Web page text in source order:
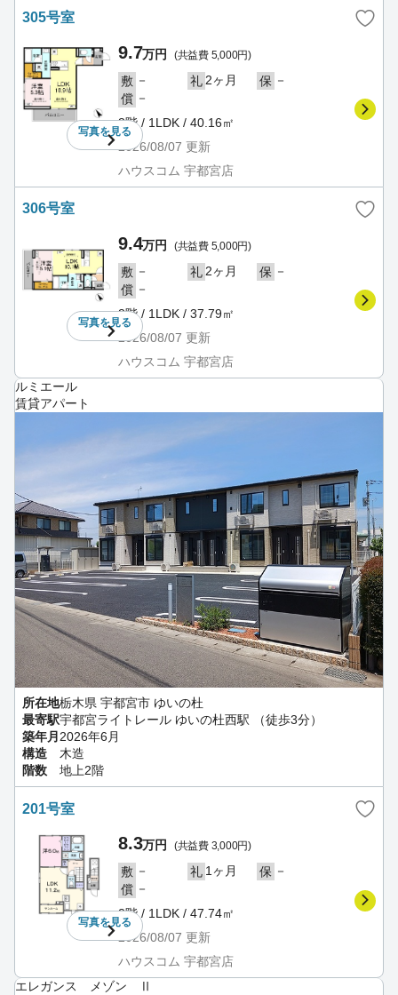
305号室
写真を見る
9.7万円 (共益費 5,000円)
敷 － 礼 2ヶ月 保 －
償 －
3階 / 1LDK / 40.16㎡
2026/08/07 更新
ハウスコム 宇都宮店
306号室
写真を見る
9.4万円 (共益費 5,000円)
敷 － 礼 2ヶ月 保 －
償 －
3階 / 1LDK / 37.79㎡
2026/08/07 更新
ハウスコム 宇都宮店
ルミエール
賃貸アパート
所在地栃木県 宇都宮市 ゆいの杜
最寄駅宇都宮ライトレール ゆいの杜西駅 （徒歩3分）
築年月 2026年6月
構造
木造
階数
地上2階
201号室
写真を見る
8.3万円 (共益費 3,000円)
敷 － 礼 1ヶ月 保 －
償 －
2階 / 1LDK / 47.74㎡
2026/08/07 更新
ハウスコム 宇都宮店
エレガンス メゾン Ⅱ